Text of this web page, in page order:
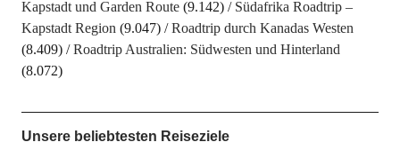
Kapstadt und Garden Route (9.142)
Südafrika Roadtrip –
Kapstadt Region (9.047)
Roadtrip durch Kanadas Westen
(8.409)
Roadtrip Australien: Südwesten und Hinterland
(8.072)
Unsere beliebtesten Reiseziele